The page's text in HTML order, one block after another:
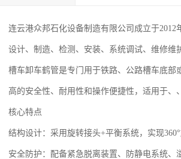
连云港众邦石化设备制造有限公司成立于
设计、制造、检测、安装、系统调试、维修维
槽车卸车鹤管是专门用于铁路、公路槽车底
高的安全性、耐用性和操作便捷性，适用于、
核心特点
结构设计：采用旋转接头+平衡系统，实现
安全防护：配备紧急脱离装置、防静电系统、